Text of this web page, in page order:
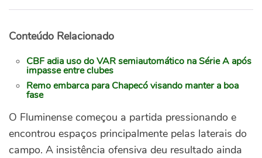
Conteúdo Relacionado
CBF adia uso do VAR semiautomático na Série A após
impasse entre clubes
Remo embarca para Chapecó visando manter a boa
fase
O Fluminense começou a partida pressionando e
encontrou espaços principalmente pelas laterais do
campo. A insistência ofensiva deu resultado ainda